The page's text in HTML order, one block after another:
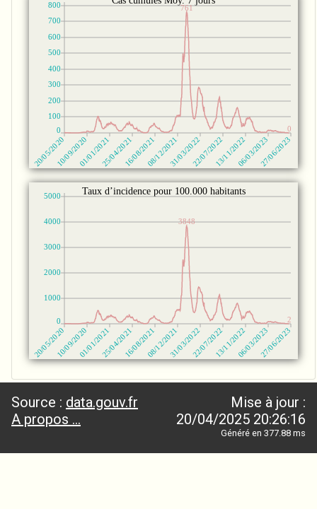
Source : data.gouv.fr
A propos ...
Mise à jour :
20/04/2025 20:26:16
Généré en 377.88 ms